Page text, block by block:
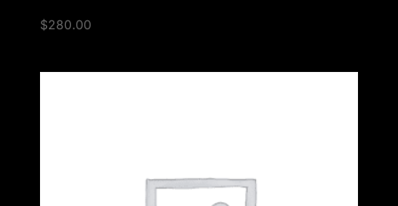
$280.00